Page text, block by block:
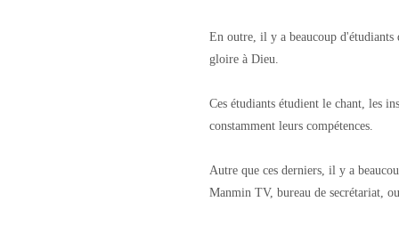
En outre, il y a beaucoup d'étudiants
gloire à Dieu.
Ces étudiants étudient le chant, les
constamment leurs compétences.
Autre que ces derniers, il y a
Manmin TV, bureau de secrétariat,